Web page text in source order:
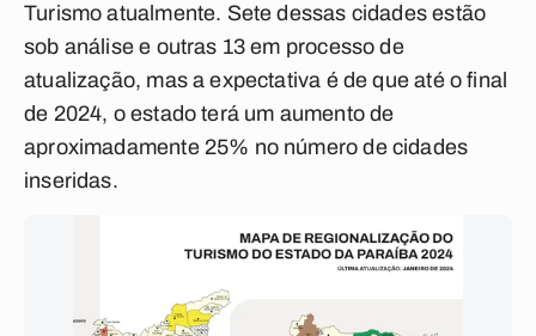
Turismo atualmente. Sete dessas cidades estão
sob análise e outras 13 em processo de
atualização, mas a expectativa é de que até o final
de 2024, o estado terá um aumento de
aproximadamente 25% no número de cidades
inseridas.